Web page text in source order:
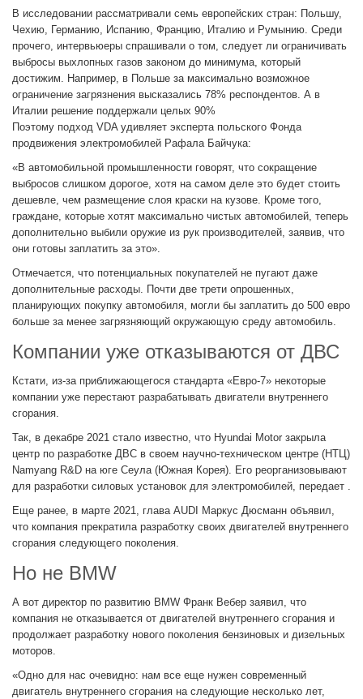
В исследовании рассматривали семь европейских стран: Польшу,
Чехию, Германию, Испанию, Францию, Италию и Румынию. Среди
прочего, интервьюеры спрашивали о том, следует ли ограничивать
выбросы выхлопных газов законом до минимума, который
достижим. Например, в Польше за максимально возможное
ограничение загрязнения высказались 78% респондентов. А в
Италии решение поддержали целых 90%
Поэтому подход VDA удивляет эксперта польского Фонда
продвижения электромобилей Рафала Байчука:
«В автомобильной промышленности говорят, что сокращение
выбросов слишком дорогое, хотя на самом деле это будет стоить
дешевле, чем размещение слоя краски на кузове. Кроме того,
граждане, которые хотят максимально чистых автомобилей, теперь
дополнительно выбили оружие из рук производителей, заявив, что
они готовы заплатить за это».
Отмечается, что потенциальных покупателей не пугают даже
дополнительные расходы. Почти две трети опрошенных,
планирующих покупку автомобиля, могли бы заплатить до 500 евро
больше за менее загрязняющий окружающую среду автомобиль.
Компании уже отказываются от ДВС
Кстати, из-за приближающегося стандарта «Евро-7» некоторые
компании уже перестают разрабатывать двигатели внутреннего
сгорания.
Так, в декабре 2021 стало известно, что Hyundai Motor закрыла
центр по разработке ДВС в своем научно-техническом центре (НТЦ)
Namyang R&D на юге Сеула (Южная Корея). Его реорганизовывают
для разработки силовых установок для электромобилей, передает .
Еще ранее, в марте 2021, глава AUDI Маркус Дюсманн объявил,
что компания прекратила разработку своих двигателей внутреннего
сгорания следующего поколения.
Но не BMW
А вот директор по развитию BMW Франк Вебер заявил, что
компания не отказывается от двигателей внутреннего сгорания и
продолжает разработку нового поколения бензиновых и дизельных
моторов.
«Одно для нас очевидно: нам все еще нужен современный
двигатель внутреннего сгорания на следующие несколько лет,